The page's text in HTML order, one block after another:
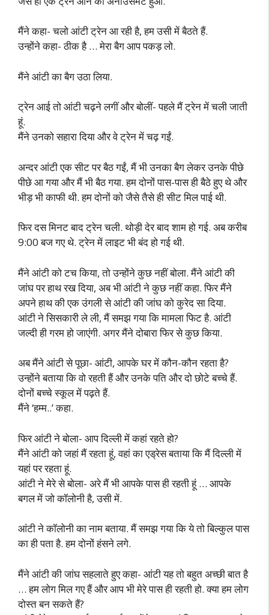
मैंने कहा- चलो आंटी ट्रेन आ रही है, हम उसी में बैठते हैं.
उन्होंने कहा- ठीक है … मेरा बैग आप पकड़ लो.
मैंने आंटी का बैग उठा लिया.
ट्रेन आई तो आंटी चढ़ने लगीं और बोलीं- पहले मैं ट्रेन में चली जाती
हूं.
मैंने उनको सहारा दिया और वे ट्रेन में चढ़ गईं.
अन्दर आंटी एक सीट पर बैठ गईं, मैं भी उनका बैग लेकर उनके पीछे
पीछे आ गया और मैं भी बैठ गया. हम दोनों पास-पास ही बैठे हुए थे और
भीड़ भी काफी थी. हम दोनों को जैसे तैसे ही सीट मिल पाई थी.
फिर दस मिनट बाद ट्रेन चली. थोड़ी देर बाद शाम हो गई. अब करीब
9:00 बज गए थे. ट्रेन में लाइट भी बंद हो गई थी.
मैंने आंटी को टच किया, तो उन्होंने कुछ नहीं बोला. मैंने आंटी की
जांघ पर हाथ रख दिया, अब भी आंटी ने कुछ नहीं कहा. फिर मैंने
अपने हाथ की एक उंगली से आंटी की जांघ को कुरेद सा दिया.
आंटी ने सिसकारी ले ली, मैं समझ गया कि मामला फिट है. आंटी
जल्दी ही गरम हो जाएंगी. अगर मैंने दोबारा फिर से कुछ किया.
अब मैंने आंटी से पूछा- आंटी, आपके घर में कौन-कौन रहता है?
उन्होंने बताया कि वो रहती हैं और उनके पति और दो छोटे बच्चे हैं.
दोनों बच्चे स्कूल में पढ़ते हैं.
मैंने ‘हम्म..’ कहा.
फिर आंटी ने बोला- आप दिल्ली में कहां रहते हो?
मैंने आंटी को जहां मैं रहता हूं, वहां का एड्रेस बताया कि मैं दिल्ली में
यहां पर रहता हूं.
आंटी ने मेरे से बोला- अरे मैं भी आपके पास ही रहती हूं … आपके
बगल में जो कॉलोनी है, उसी में.
आंटी ने कॉलोनी का नाम बताया. मैं समझ गया कि ये तो बिल्कुल पास
का ही पता है. हम दोनों हंसने लगे.
मैंने आंटी की जांघ सहलाते हुए कहा- आंटी यह तो बहुत अच्छी बात है
… हम लोग मिल गए हैं और आप भी मेरे पास ही रहती हो. क्या हम लोग
दोस्त बन सकते हैं?